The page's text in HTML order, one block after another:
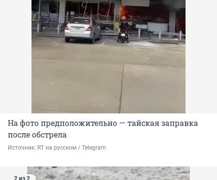
На фото предположительно — тайская заправка
после обстрела
Источник: RT на русском / Telegram
2 из 2